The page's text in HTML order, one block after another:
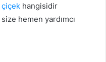
çiçek hangisidir
size hemen yardımcı